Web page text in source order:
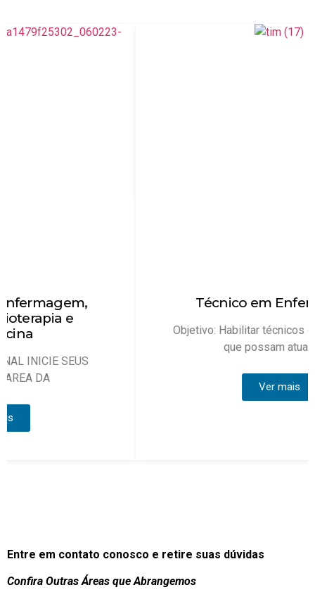
Técnico em Enfermagem
Objetivo: Habilitar técnicos de enfermagem
que possam atuar, sob
Entre em contato conosco e retire suas dúvidas
Confira Outras Áreas que Abrangemos